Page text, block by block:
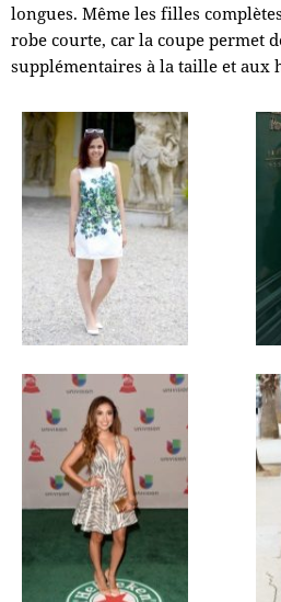
longues. Même les filles
robe courte, car la coupe permet
supplémentaires à la taille et aux